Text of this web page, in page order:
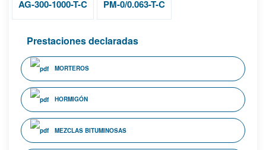
AG-300-1000-T-C PM-0/0.063-T-C
Prestaciones declaradas
MORTEROS
HORMIGÓN
MEZCLAS BITUMINOSAS